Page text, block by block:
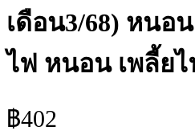
เดือน3/68) หนอ
ไฟ หนอน เพลี้ย
฿402